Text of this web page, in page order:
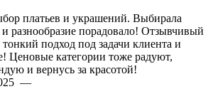
платьев и украшений. Выбирала
и разнообразие порадовало! Отзывчивый
подход под задачи клиента и
Ценовые категории тоже радуют,
и вернусь за красотой!
—